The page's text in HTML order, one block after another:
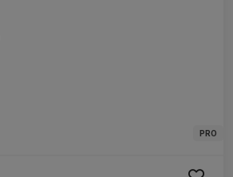
PRO